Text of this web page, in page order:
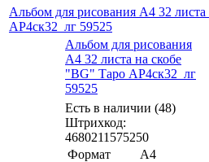
Альбом для рисования А4 32
АР4ск32_лг 59525
Альбом для рисования
А4 32 листа на скобе
"BG" Таро АР4ск32_лг
59525
Есть в наличии (48)
Штрихкод:
4680211575250
Формат
А4